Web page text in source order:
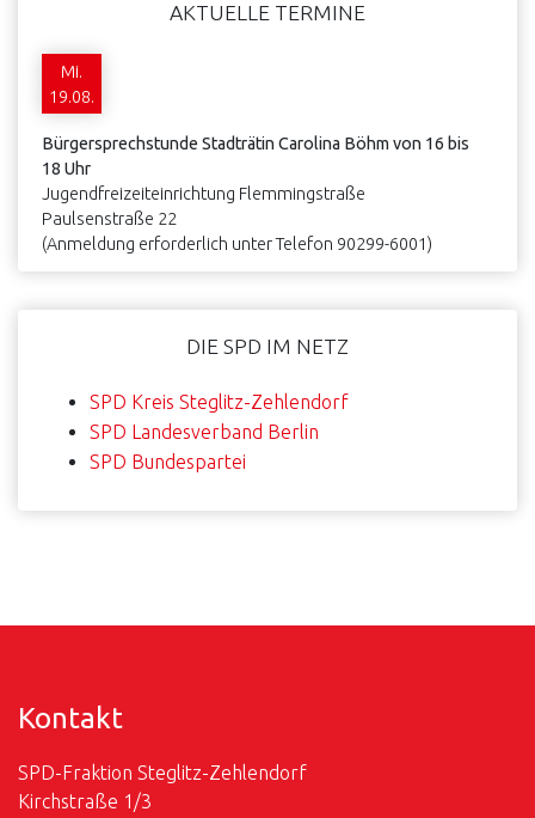
AKTUELLE TERMINE
Mi.
19.08.
Bürgersprechstunde Stadträtin Carolina Böhm von 16 bis
18 Uhr
Jugendfreizeiteinrichtung Flemmingstraße
Paulsenstraße 22
(Anmeldung erforderlich unter Telefon 90299-6001)
DIE SPD IM NETZ
SPD Kreis Steglitz-Zehlendorf
SPD Landesverband Berlin
SPD Bundespartei
Kontakt
SPD-Fraktion Steglitz-Zehlendorf
Kirchstraße 1/3